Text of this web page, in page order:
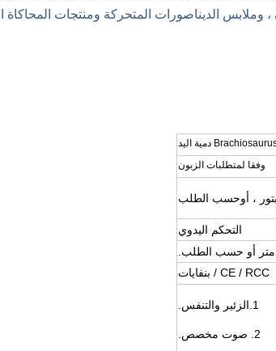
، وملابس الديناصورات المتحركة ومنتجات المحاكاة
وفقا لمتطلبات الزبون
، أوحسب الطلب
التحكم اليدوي
CE / RCC / بنفايات
1. الزئير والتنفس.
2. صوت مخصص.